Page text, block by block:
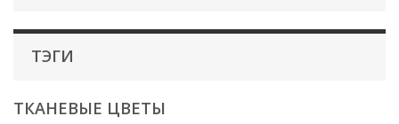
ТЭГИ
ТКАНЕВЫЕ ЦВЕТЫ